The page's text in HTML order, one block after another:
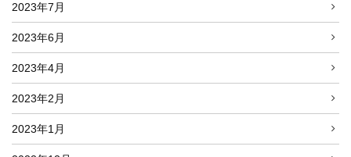
2023年7月
2023年6月
2023年4月
2023年2月
2023年1月